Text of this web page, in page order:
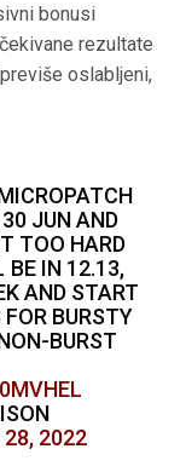
bonusi
rezultate
oslabljeni,
JUN AND
TOO HARD
BE IN 12.13,
AND START
BURSTY
BURST
28, 2022